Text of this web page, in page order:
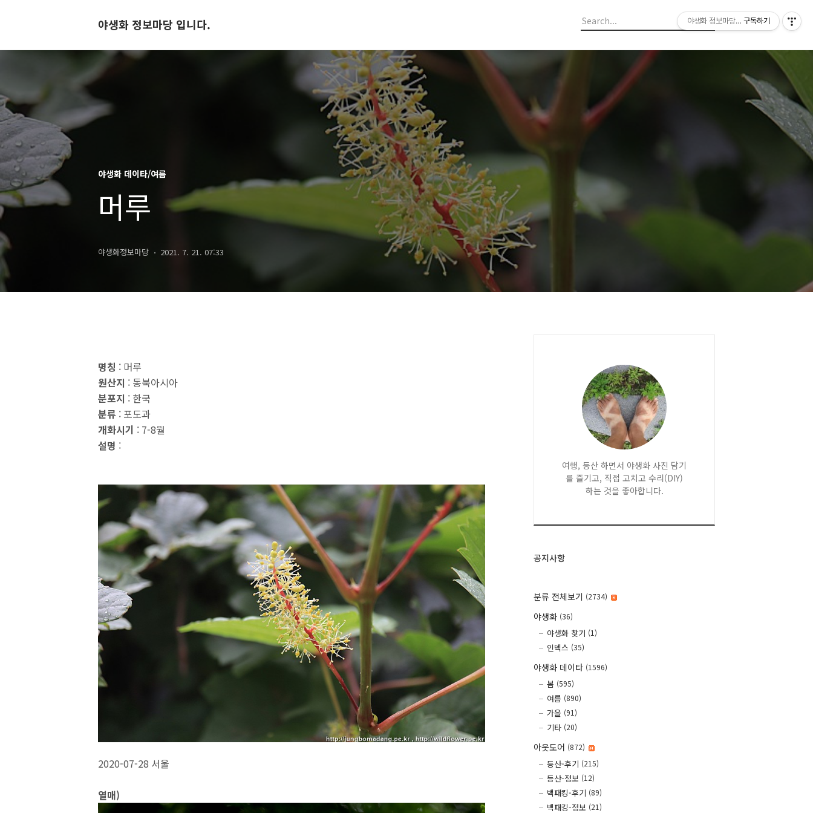
야생화 정보마당 입니다.
야생화 데이타/여름
머루
야생화정보마당 2021. 7. 21. 07:33
명칭 : 머루
원산지 : 동북아시아
분포지 : 한국
분류 : 포도과
개화시기 : 7-8월
설명 :
2020-07-28 서울
열매)
여행, 등산 하면서 야생화 사진 담기
를 즐기고, 직접 고치고 수리(DIY)
하는 것을 좋아합니다.
공지사항
분류 전체보기 (2734)
야생화 (36)
야생화 찾기 (1)
인덱스 (35)
야생화 데이타 (1596)
봄 (595)
여름 (890)
가을 (91)
기타 (20)
아웃도어 (872)
등산-후기 (215)
등산-정보 (12)
백패킹-후기 (89)
백패킹-정보 (21)
야생화 정보마당 입니다.
구독하기